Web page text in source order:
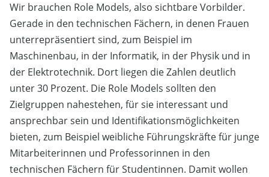
Wir brauchen Role Models, also sichtbare Vorbilder.
Gerade in den technischen Fächern, in denen Frauen
unterrepräsentiert sind, zum Beispiel im
Maschinenbau, in der Informatik, in der Physik und in
der Elektrotechnik. Dort liegen die Zahlen deutlich
unter 30 Prozent. Die Role Models sollten den
Zielgruppen nahestehen, für sie interessant und
ansprechbar sein und Identifikationsmöglichkeiten
bieten, zum Beispiel weibliche Führungskräfte für junge
Mitarbeiterinnen und Professorinnen in den
technischen Fächern für Studentinnen. Damit wollen